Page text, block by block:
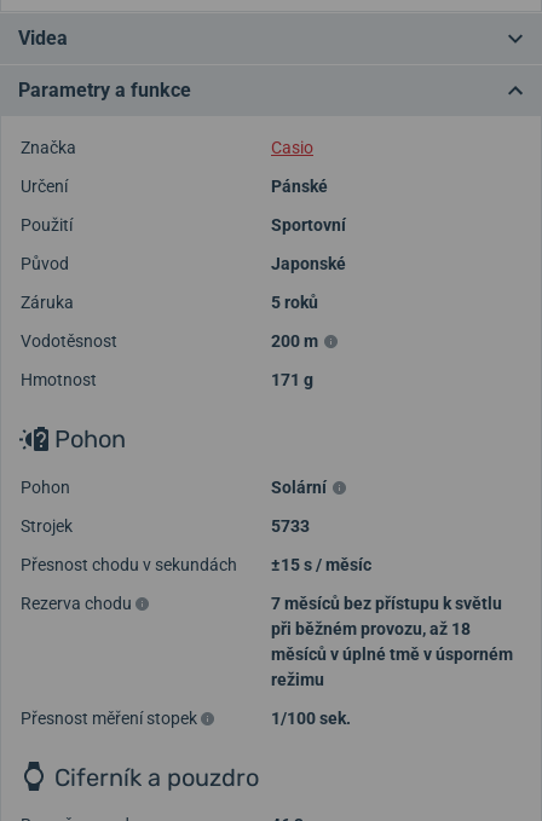
Videa
Parametry a funkce
Značka
Casio
Určení
Pánské
Použití
Sportovní
Původ
Japonské
Záruka
5 roků
Vodotěsnost
200 m
Hmotnost
171 g
Pohon
Pohon
Solární
Strojek
5733
Přesnost chodu v sekundách
±15 s / měsíc
Rezerva chodu
7 měsíců bez přístupu k světlu
při běžném provozu, až 18
měsíců v úplné tmě v úsporném
režimu
Přesnost měření stopek
1/100 sek.
Ciferník a pouzdro